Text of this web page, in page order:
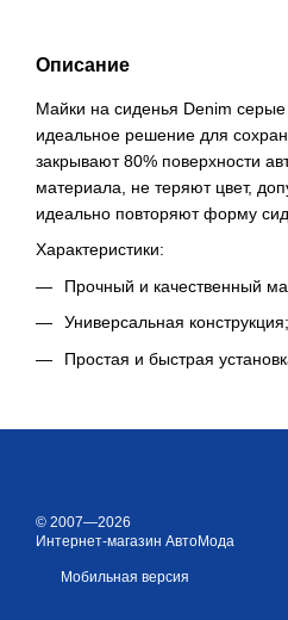
Описание
Майки на сиденья Denim серые
идеальное решение для
закрывают 80% поверхности
материала, не теряют цвет,
идеально повторяют форму
Характеристики:
Прочный и качественный
Универсальная конструкция;
Простая и быстрая
© 2007—2026
Интернет-магазин АвтоМода
Мобильная версия